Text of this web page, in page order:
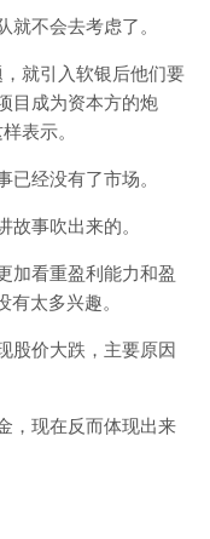
就不会去考虑了。
就引入软银后他们要
目成为资本方的炮
表示。
已经没有了市场。
故事吹出来的。
加看重盈利能力和盈
有太多兴趣。
股价大跌，主要原因
，现在反而体现出来